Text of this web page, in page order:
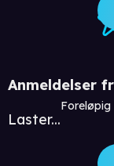
Anmeldelser
Laster...
Foreløpig